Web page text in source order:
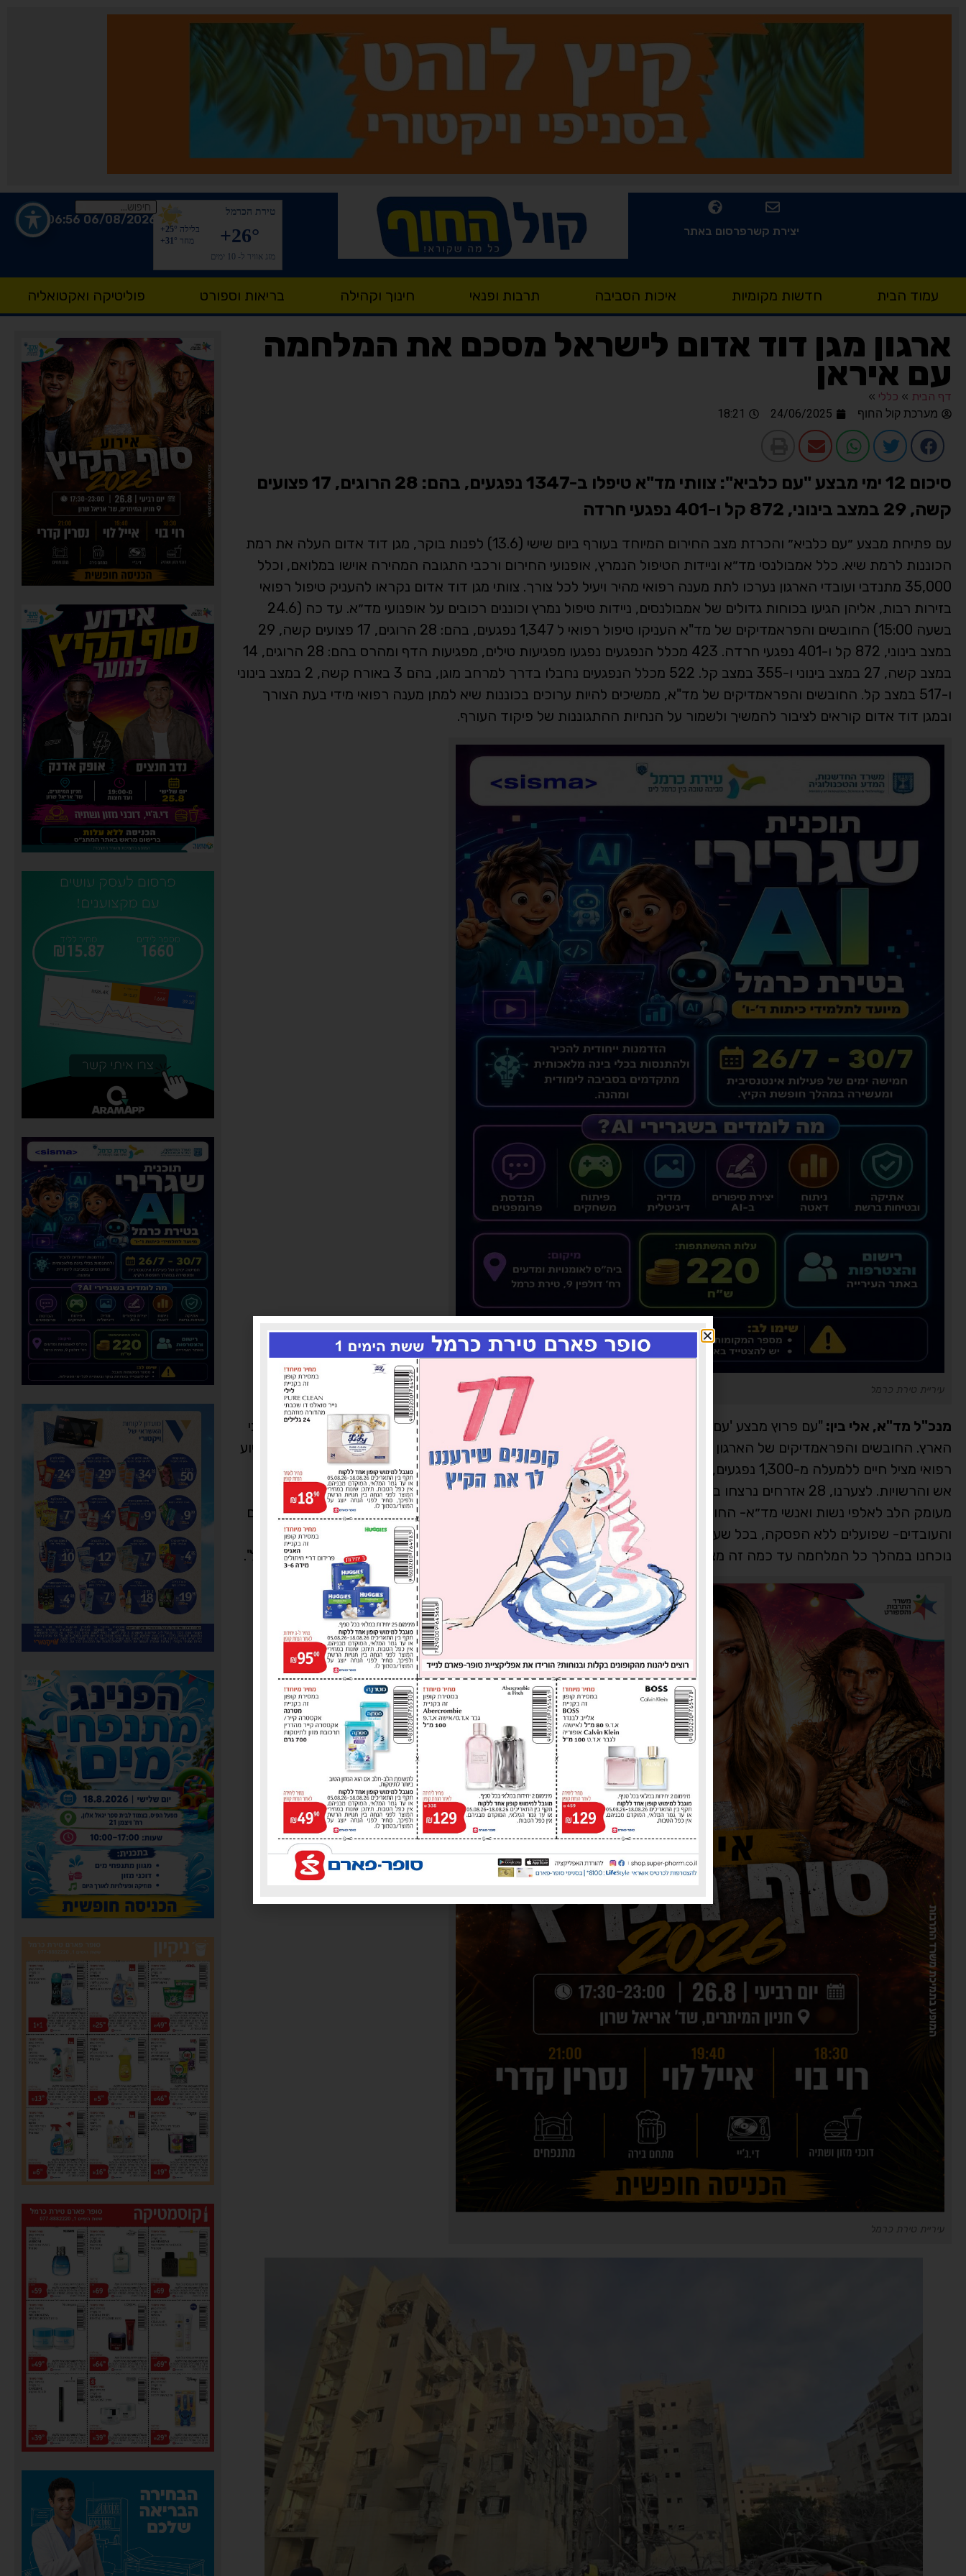
פרסום באתריצירת קשר
טירת הכרמל
+26° בלילה +25°
מחר +31°
מזג אוויר ל- 10 ימים
06/08/2026 06:56
עמוד הבית חדשות מקומיות איכות הסביבה תרבות ופנאי חינוך וקהילה בריאות וספורט פוליטיקה ואקטואליה
ארגון מגן דוד אדום לישראל מסכם את המלחמה
עם איראן
דף הבית » כללי »
מערכת קול החוף
24/06/2025
18:21
סיכום 12 ימי מבצע "עם כלביא": צוותי מד"א טיפלו ב-1347 נפגעים, בהם: 28 הרוגים, 17 פצועים
קשה, 29 במצב בינוני, 872 קל ו-401 נפגעי חרדה
עם פתיחת מבצע ״עם כלביא״ והכרזת מצב החירום המיוחד בעורף ביום שישי (13.6) לפנות בוקר, מגן דוד אדום העלה את רמת
הכוננות לרמת שיא. כלל אמבולנסי מד״א וניידות הטיפול הנמרץ, אופנועי החירום ורכבי התגובה המהירה אוישו במלואם, וכלל
35,000 מתנדבי ועובדי הארגון נערכו לתת מענה רפואי מהיר ויעיל לכל צורך. צוותי מגן דוד אדום נקראו להעניק טיפול רפואי
בזירות רבות, אליהן הגיעו בכוחות גדולים של אמבולנסים, ניידות טיפול נמרץ וכוננים רכובים על אופנועי מד״א. עד כה (24.6
בשעה 15:00) החובשים והפראמדיקים של מד"א העניקו טיפול רפואי ל 1,347 נפגעים, בהם: 28 הרוגים, 17 פצועים קשה, 29
במצב בינוני, 872 קל ו-401 נפגעי חרדה. 423 מכלל הנפגעים נפגעו מפגיעות טילים, מפגיעות הדף ומהרס בהם: 28 הרוגים, 14
במצב קשה, 27 במצב בינוני ו-355 במצב קל. 522 מכלל הנפגעים נחבלו בדרך למרחב מוגן, בהם 3 באורח קשה, 2 במצב בינוני
ו-517 במצב קל. החובשים והפראמדיקים של מד"א, ממשיכים להיות ערוכים בכוננות שיא למתן מענה רפואי מידי בעת הצורך
ובמגן דוד אדום קוראים לציבור להמשיך ולשמור על הנחיות ההתגוננות של פיקוד העורף.
עיריית טירת כרמל
מנכ"ל מד"א, אלי בין: "עם פרוץ מבצע 'עם כלביא' מגן דוד אדום עמד בכוננות שיא ובאיוש מלא של אלפי רכבי חירום בכל רחבי
הארץ. החובשים והפראמדיקים של הארגון הוזנקו לזירות רבות ופעלו בנחישות, במקצועיות, במסירות ובמהירות כדי להעניק סיוע
רפואי מציל חיים ללמעלה מ-1,300 נפגעים, בכל רמות הפציעה תוך שיתוף פעולה מלא עם פיקוד העורף, משטרת ישראל, כיבוי
אש והרשויות. לצערנו, 28 אזרחים נרצחו במהלך 12 ימי המבצע ואנו משתתפים בצערם הרב של בני משפחותיהם. אני מודה
מעומק הלב לאלפי נשות ואנשי מד״א- החובשים, הפרמדיקים, הנהגים, המוקדנים, מתרימי הדם ואנשי הלוגיסטיקה, המתנדבים
והעובדים- שפועלים ללא הפסקה, בכל שעה, במסירות אין-קץ. אני קורא לציבור להמשיך ולהישמע להנחיות פיקוד העורף-
נוכחנו במהלך כל המלחמה עד כמה זה מציל חיים. נמשיך לעמוד בחזית ולתת את כל כולנו עבור ביטחון ובריאות אזרחי ישראל".
עיריית טירת כרמל